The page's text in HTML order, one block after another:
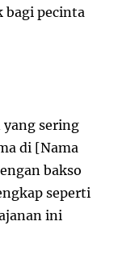
bagi pecinta
yang sering
di [Nama
bakso
seperti
ini